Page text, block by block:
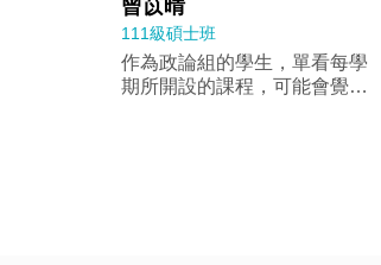
也因位於阿爾卑斯山下，假日
很適合安排登山健行或滑雪活
動。我也很喜歡利用課餘時間
參加當地市集、登山、走訪歷
際關係、政治理論、比較政治
以及方法學群的課程，滿足學
生對不同領域的探索。除此之
外，所上不定時的邀請來自國
111級碩士班
作為政論組的學生，單看每學
期所開設的課程，可能會覺得